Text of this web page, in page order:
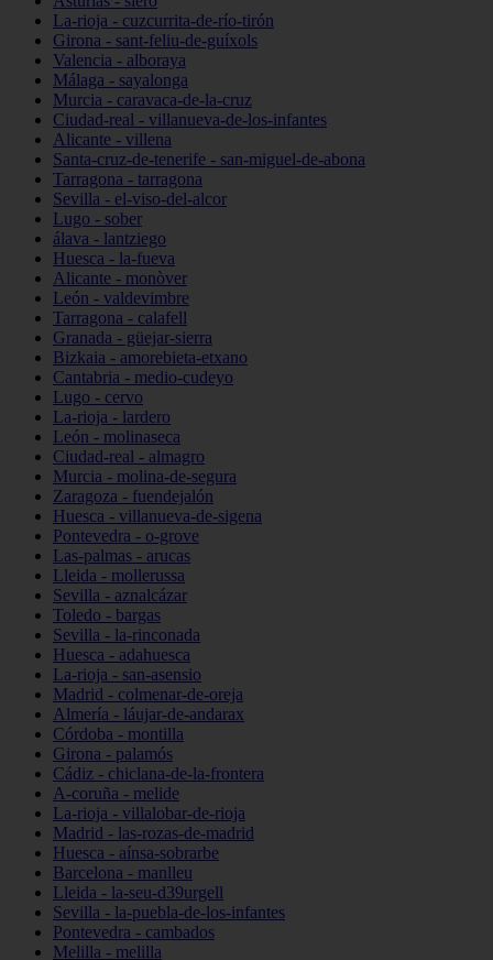
La-rioja - cuzcurrita-de-río-tirón
Girona - sant-feliu-de-guíxols
Valencia - alboraya
Málaga - sayalonga
Murcia - caravaca-de-la-cruz
Ciudad-real - villanueva-de-los-infantes
Alicante - villena
Santa-cruz-de-tenerife - san-miguel-de-abona
Tarragona - tarragona
Sevilla - el-viso-del-alcor
Lugo - sober
álava - lantziego
Huesca - la-fueva
Alicante - monòver
León - valdevimbre
Tarragona - calafell
Granada - güejar-sierra
Bizkaia - amorebieta-etxano
Cantabria - medio-cudeyo
Lugo - cervo
La-rioja - lardero
León - molinaseca
Ciudad-real - almagro
Murcia - molina-de-segura
Zaragoza - fuendejalón
Huesca - villanueva-de-sigena
Pontevedra - o-grove
Las-palmas - arucas
Lleida - mollerussa
Sevilla - aznalcázar
Toledo - bargas
Sevilla - la-rinconada
Huesca - adahuesca
La-rioja - san-asensio
Madrid - colmenar-de-oreja
Almería - láujar-de-andarax
Córdoba - montilla
Girona - palamós
Cádiz - chiclana-de-la-frontera
A-coruña - melide
La-rioja - villalobar-de-rioja
Madrid - las-rozas-de-madrid
Huesca - aínsa-sobrarbe
Barcelona - manlleu
Lleida - la-seu-d39urgell
Sevilla - la-puebla-de-los-infantes
Pontevedra - cambados
Melilla - melilla